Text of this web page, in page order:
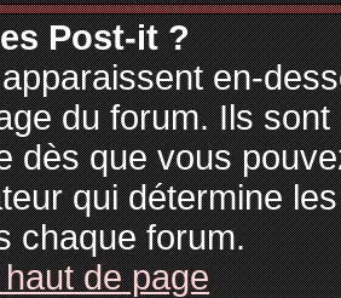
Post-it ?
en-
du forum. Ils
dès que vous
qui détermine
chaque forum.
de page